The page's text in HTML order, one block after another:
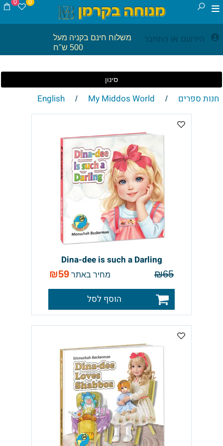
הירשם או התחבר
משלוח חינם בקניה מעל
500 ש"ח
0 0
סינון
חנות ספרים /
English / My Middos World
Dina-dee is such a Darling
₪65 מחיר באתר ₪59
הוסף לסל